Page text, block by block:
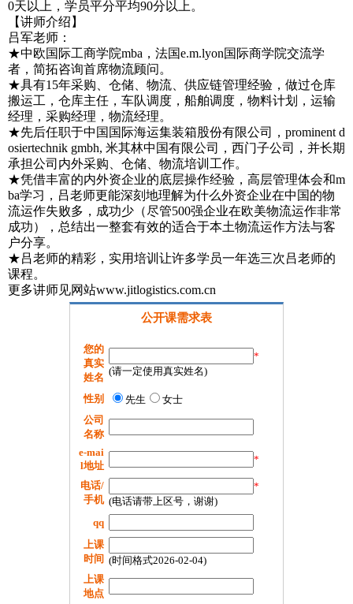
0天以上，学员平分平均90分以上。
【讲师介绍】
吕军老师：
★中欧国际工商学院mba，法国e.m.lyon国际商学院交流学
者，简拓咨询首席物流顾问。
★具有15年采购、仓储、物流、供应链管理经验，做过仓库
搬运工，仓库主任，车队调度，船舶调度，物料计划，运输
经理，采购经理，物流经理。
★先后任职于中国国际海运集装箱股份有限公司，prominent d
osiertechnik gmbh, 米其林中国有限公司，西门子公司，并长期
承担公司内外采购、仓储、物流培训工作。
★凭借丰富的内外资企业的底层操作经验，高层管理体会和m
ba学习，吕老师更能深刻地理解为什么外资企业在中国的物
流运作失败多，成功少（尽管500强企业在欧美物流运作非常
成功），总结出一整套有效的适合于本土物流运作方法与客
户分享。
★吕老师的精彩，实用培训让许多学员一年选三次吕老师的
课程。
更多讲师见网站www.jitlogistics.com.cn
公开课需求表
您的
真实
姓名
*
(请一定使用真实姓名)
性别 先生
女士
公司
名称
e-mai
l地址
*
电话/
手机
*
(电话请带上区号，谢谢)
qq
上课
时间 (时间格式2026-02-04)
上课
地点